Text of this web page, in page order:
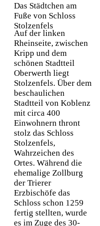
Das Städtchen am
Fuße von Schloss
Stolzenfels
Auf der linken
Rheinseite, zwischen
Kripp und dem
schönen Stadtteil
Oberwerth liegt
Stolzenfels. Über dem
beschaulichen
Stadtteil von Koblenz
mit circa 400
Einwohnern thront
stolz das Schloss
Stolzenfels,
Wahrzeichen des
Ortes. Während die
ehemalige Zollburg
der Trierer
Erzbischöfe das
Schloss schon 1259
fertig stellten, wurde
es im Zuge des 30-